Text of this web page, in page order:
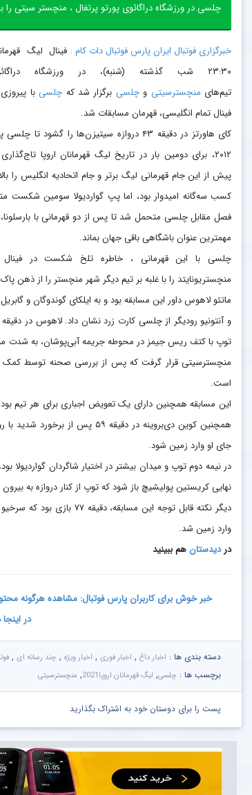
چلسی در ورزشگاه دراگائوی پورتو پرتغال ، منچستر سیتی را با یک
خبرگزاری فوتبال ایران پارس فوتبال دات کام : فینال لیگ
۲۳:۳۰ شب گذشته (شنبه)، در ورزشگاه
تیم‌های منچسترسیتی وچلسی برگزار شد که چلسی با
فینال تمام انگلیسی، قهرمان مسابقات شد.
کای هاورتز در دقیقه ۴۳ دروازه سیتیزن‌ها را گشود
۲۰۱۲، برای دومین بار در تاریخ لیگ قهرمانان اروپا تاج‌گذاری کند.
پیش از این جام قهرمانی لیگ برتر و جام اتحادیه انگلیس را
کسب سه‌گانه امیدوار بود، اما پپ گواردیولا سومین شکست
فصل مقابل چلسی متحمل شد تا پس از دو قهرمانی با
مهمترین عنوان باشگاهی باقی جهان بماند.
منچستریونایتد را با غلبه بر تیم دیگر شهر منچستر را از ذهن
ماتئو لاهوس داور این مسابقه بود و به ایلکای گوندوگان و
توپ با کتف ریس جیمز در محوطه جریمه آبی‌پوشان، به شدت
منچسترسیتی قرار گرفت که پس از بررسی صحنه توسط کمک
است.
همچنین کوین دی‌بروینه در
جای او وارد زمین شود.
نهایی کریستین پولیشیچ باز شود که توپ از کنار دروازه به
دیگر نکته قابل توجه این
وارد زمین شد.
دردیدستان هم ببینید
خبر خوش برای کاربران پارس فوتبال: مشاهده هرگونه
در
دسته بندی ها : اخبار داغ , اخبار فوری , اخبار ویژه , چند رسانه ای ,
برچسب ها : چلسی, لیگ قهرمانان اروپا2021 , منچسترسیتی
پست را برای دوستان خود به اشتراک بگذارید